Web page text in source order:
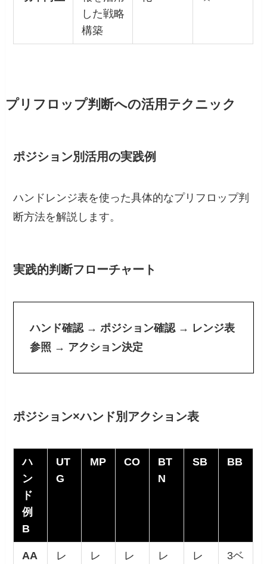
した戦略
構築
プリフロップ判断への活用テクニック
ポジション別活用の実践例
ハンドレンジ表を使った具体的なプリフロップ判
断方法を解説します。
実践的判断フローチャート
ハンド確認 → ポジション確認 → レンジ表
参照 → アクション決定
ポジション×ハンド別アクション表
ハ
ン
ド
例
B
UT
G
MP CO
BT
N
SB BB
AA レ レ レ レ レ 3ベ